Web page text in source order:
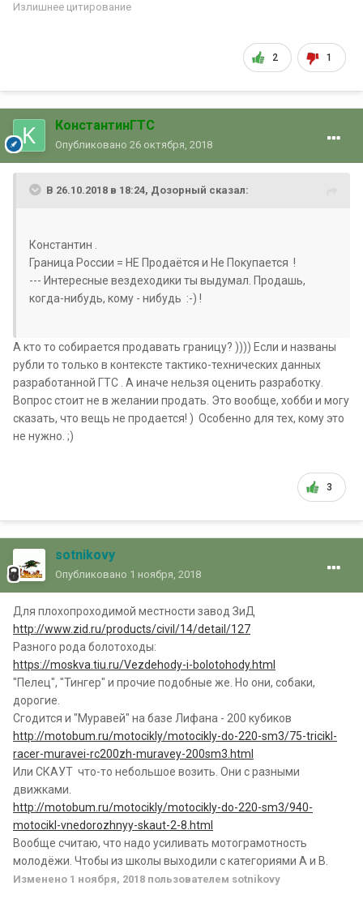
Излишнее цитирование
2 1
КонстантинГТС
Опубликовано 26 октября, 2018
В 26.10.2018 в 18:24, Дозорный сказал:
Константин .
Граница России = НЕ Продаётся и Не Покупается !
--- Интересные вездеходики ты выдумал. Продашь,
когда-нибудь, кому - нибудь :-) !
А кто то собирается продавать границу? )))) Если и названы
рубли то только в контексте тактико-технических данных
разработанной ГТС . А иначе нельзя оценить разработку.
Вопрос стоит не в желании продать. Это вообще, хобби и могу
сказать, что вещь не продается! ) Особенно для тех, кому это
не нужно. ;)
3
sotnikovy
Опубликовано 1 ноября, 2018
Для плохопроходимой местности завод ЗиД
http://www.zid.ru/products/civil/14/detail/127
Разного рода болотоходы:
https://moskva.tiu.ru/Vezdehody-i-bolotohody.html
"Пелец", "Тингер" и прочие подобные же. Но они, собаки,
дорогие.
Сгодится и "Муравей" на базе Лифана - 200 кубиков
http://motobum.ru/motocikly/motocikly-do-220-sm3/75-tricikl-
racer-muravei-rc200zh-muravey-200sm3.html
Или СКАУТ что-то небольшое возить. Они с разными
движками.
http://motobum.ru/motocikly/motocikly-do-220-sm3/940-
motocikl-vnedorozhnyy-skaut-2-8.html
Вообще считаю, что надо усиливать мотограмотность
молодёжи. Чтобы из школы выходили с категориями А и В.
Изменено 1 ноября, 2018 пользователем sotnikovy